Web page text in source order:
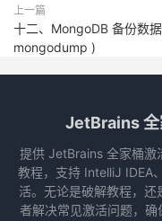
上一篇
十二、MongoDB 备份数
mongodump )
JetBrains 全
提供 JetBrains 全家桶激
教程，支持 IntelliJ IDEA
活。无论是破解教程，
者解决常见激活问题，确